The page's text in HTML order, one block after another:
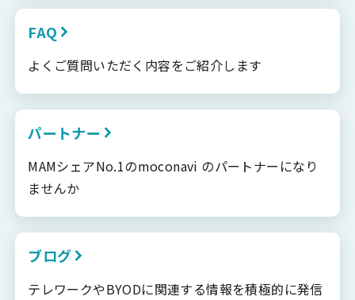
FAQ
よくご質問いただく内容をご紹介します
パートナー
MAMシェアNo.1のmoconavi のパートナーになり
ませんか
ブログ
テレワークやBYODに関連する情報を積極的に発信